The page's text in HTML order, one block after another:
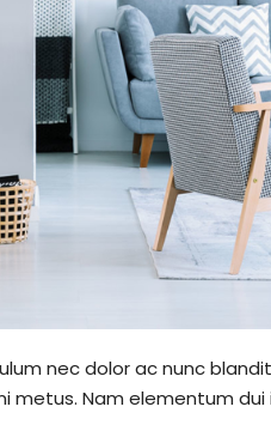
nec dolor ac nunc
metus. Nam elementum